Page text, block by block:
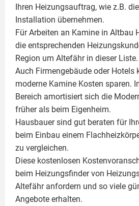
Ihren Heizungsauftrag, wie z.B.
Installation übernehmen.
Für Arbeiten an Kamine in Altbau
die entsprechenden
Region um Altefähr in dieser Liste.
Auch Firmengebäude oder Hotels
moderne Kamine Kosten sparen.
Bereich amortisiert sich die
früher als beim Eigenheim.
Hausbauer sind gut beraten für
beim Einbau einem
zu vergleichen.
Diese kostenlosen
beim Heizungsfinder von
Altefähr anfordern und so viele
Angebote erhalten.